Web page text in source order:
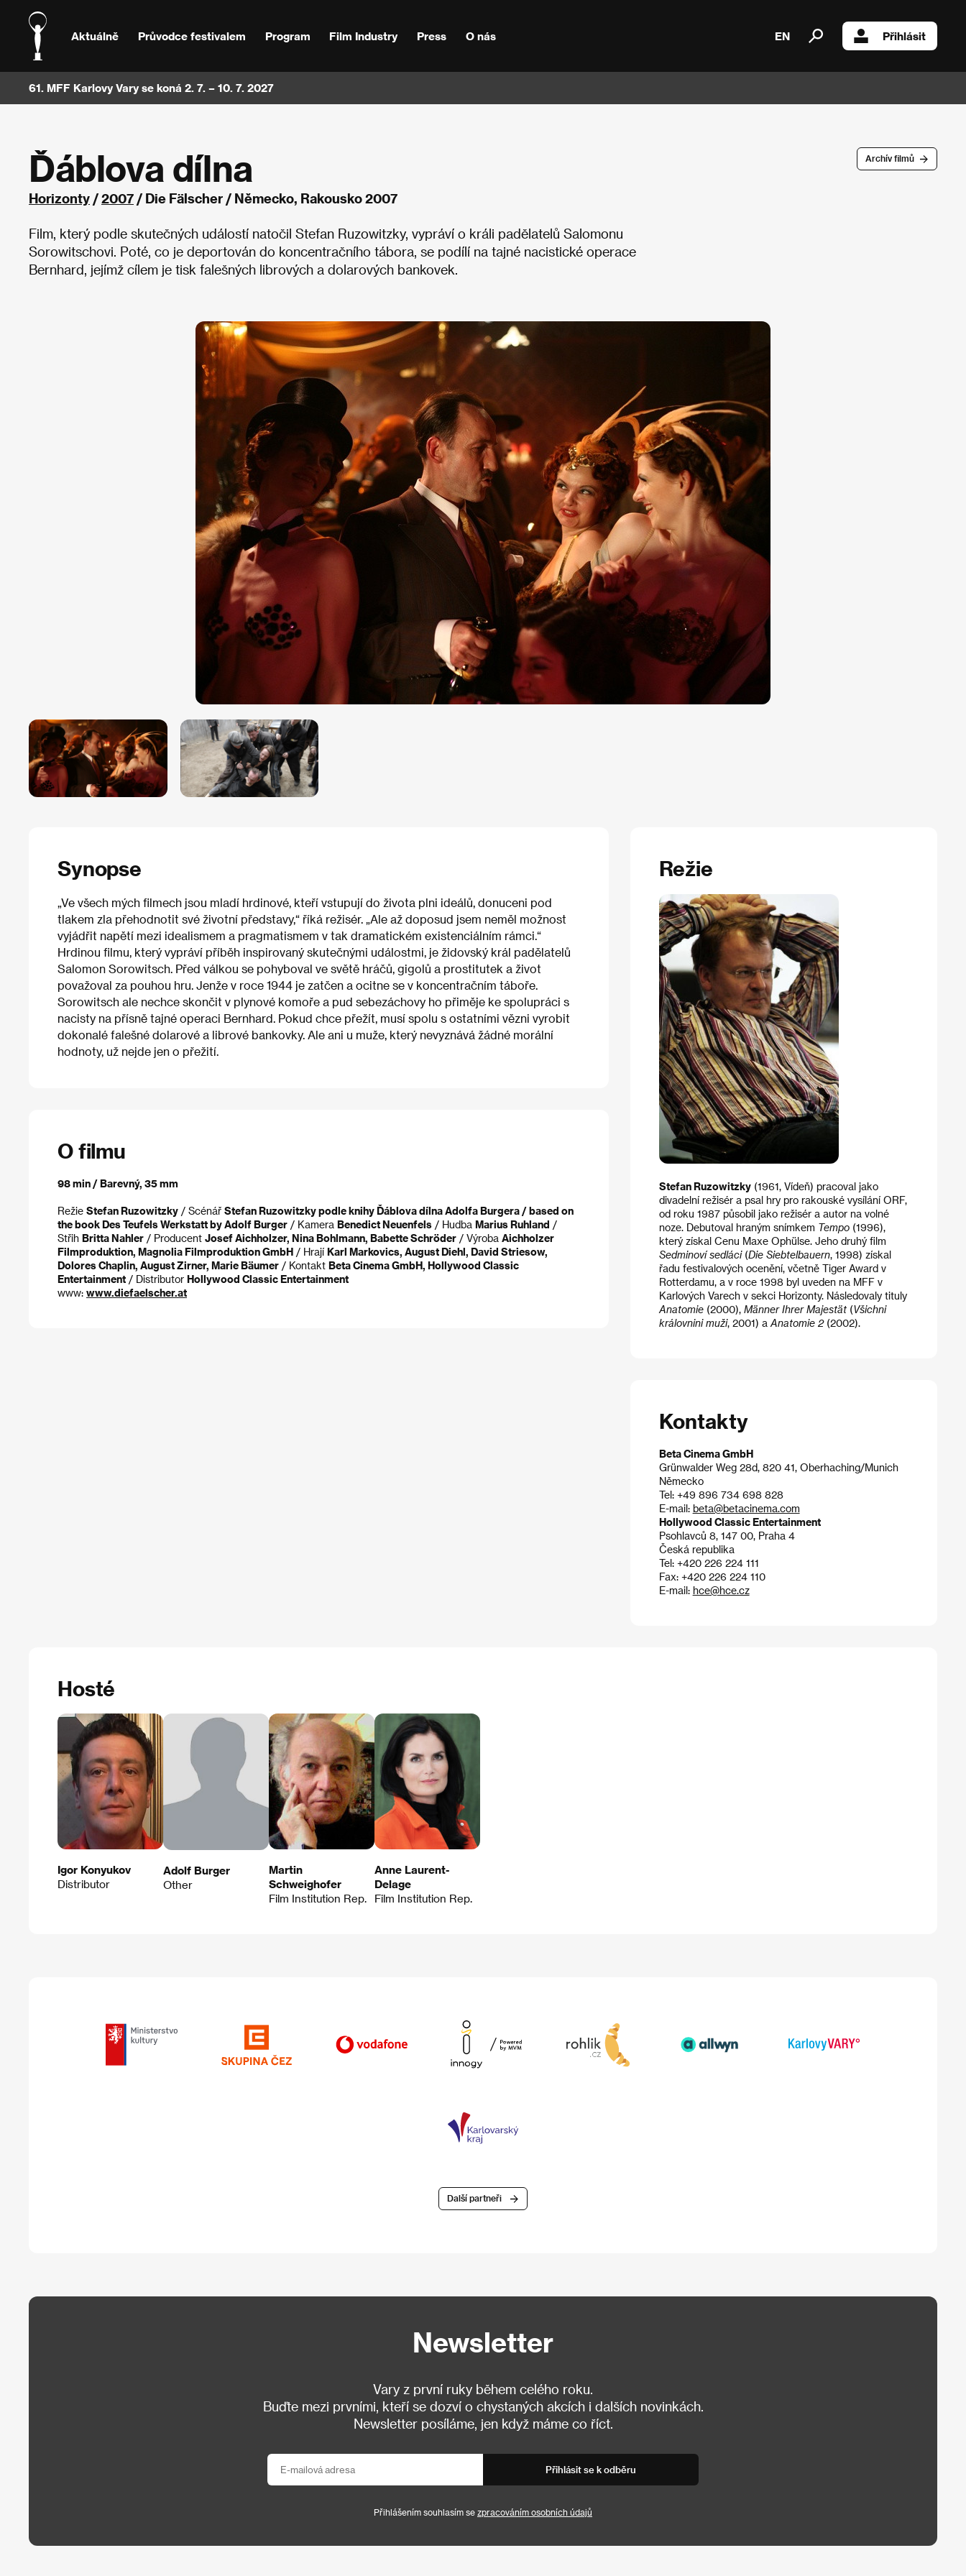
Aktuálně Průvodce festivalem Program Film Industry Press O nás EN Přihlásit
61. MFF Karlovy Vary se koná 2. 7. – 10. 7. 2027
Archív filmů
Ďáblova dílna
Horizonty /2007 / Die Fälscher / Německo, Rakousko 2007
Film, který podle skutečných událostí natočil Stefan Ruzowitzky, vypráví o králi padělatelů Salomonu
Sorowitschovi. Poté, co je deportován do koncentračního tábora, se podílí na tajné nacistické operace
Bernhard, jejímž cílem je tisk falešných librových a dolarových bankovek.
Synopse
„Ve všech mých filmech jsou mladí hrdinové, kteří vstupují do života plni ideálů, donuceni pod
tlakem zla přehodnotit své životní představy,“ říká režisér. „Ale až doposud jsem neměl možnost
vyjádřit napětí mezi idealismem a pragmatismem v tak dramatickém existenciálním rámci.“
Hrdinou filmu, který vypráví příběh inspirovaný skutečnými událostmi, je židovský král padělatelů
Salomon Sorowitsch. Před válkou se pohyboval ve světě hráčů, gigolů a prostitutek a život
považoval za pouhou hru. Jenže v roce 1944 je zatčen a ocitne se v koncentračním táboře.
Sorowitsch ale nechce skončit v plynové komoře a pud sebezáchovy ho přiměje ke spolupráci s
nacisty na přísně tajné operaci Bernhard. Pokud chce přežít, musí spolu s ostatními vězni vyrobit
dokonalé falešné dolarové a librové bankovky. Ale ani u muže, který nevyznává žádné morální
hodnoty, už nejde jen o přežití.
O filmu
98 min / Barevný, 35 mm
Režie Stefan Ruzowitzky / Scénář Stefan Ruzowitzky podle knihy Ďáblova dílna Adolfa Burgera / based on
the book Des Teufels Werkstatt by Adolf Burger / Kamera Benedict Neuenfels / Hudba Marius Ruhland /
Střih Britta Nahler / Producent Josef Aichholzer, Nina Bohlmann, Babette Schröder / Výroba Aichholzer
Filmproduktion, Magnolia Filmproduktion GmbH / Hrají Karl Markovics, August Diehl, David Striesow,
Dolores Chaplin, August Zirner, Marie Bäumer / Kontakt Beta Cinema GmbH, Hollywood Classic
Entertainment / Distributor Hollywood Classic Entertainment
www: www.diefaelscher.at
Režie
Stefan Ruzowitzky(1961, Vídeň) pracoval jako
divadelní režisér a psal hry pro rakouské vysílání ORF,
od roku 1987 působil jako režisér a autor na volné
noze. Debutoval hraným snímkem Tempo(1996),
který získal Cenu Maxe Ophülse. Jeho druhý film
Sedminoví sedláci(Die Siebtelbauern, 1998) získal
řadu festivalových ocenění, včetně Tiger Award v
Rotterdamu, a v roce 1998 byl uveden na MFF v
Karlových Varech v sekci Horizonty. Následovaly tituly
Anatomie(2000), Männer Ihrer Majestät(Všichni
královnini muži, 2001) a Anatomie 2(2002).
Kontakty
Beta Cinema GmbH
Grünwalder Weg 28d, 820 41, Oberhaching/Munich
Německo
Tel: +49 896 734 698 828
E-mail: beta@betacinema.com
Hollywood Classic Entertainment
Psohlavců 8, 147 00, Praha 4
Česká republika
Tel: +420 226 224 111
Fax: +420 226 224 110
E-mail: hce@hce.cz
Hosté
Igor Konyukov
Distributor
Adolf Burger
Other
Martin
Schweighofer
Film Institution Rep.
Anne Laurent-
Delage
Film Institution Rep.
Další partneři
Newsletter
Vary z první ruky během celého roku.
Buďte mezi prvními, kteří se dozví o chystaných akcích i dalších novinkách.
Newsletter posíláme, jen když máme co říct.
Přihlásit se k odběru
Přihlášením souhlasím se zpracováním osobních údajů